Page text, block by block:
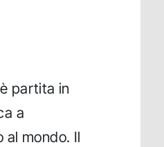
partita in
a
al mondo. Il